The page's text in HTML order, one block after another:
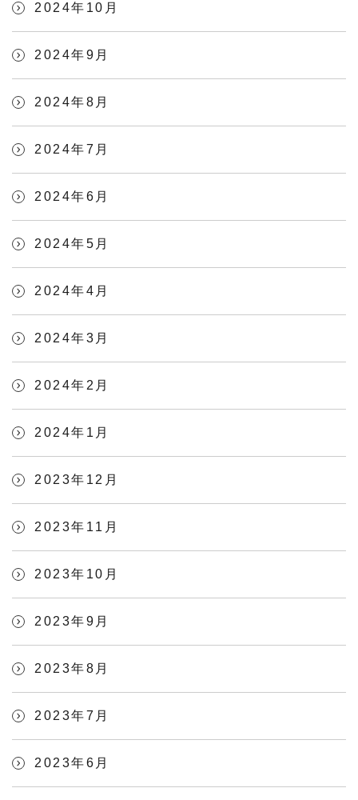
2024年10月
2024年9月
2024年8月
2024年7月
2024年6月
2024年5月
2024年4月
2024年3月
2024年2月
2024年1月
2023年12月
2023年11月
2023年10月
2023年9月
2023年8月
2023年7月
2023年6月